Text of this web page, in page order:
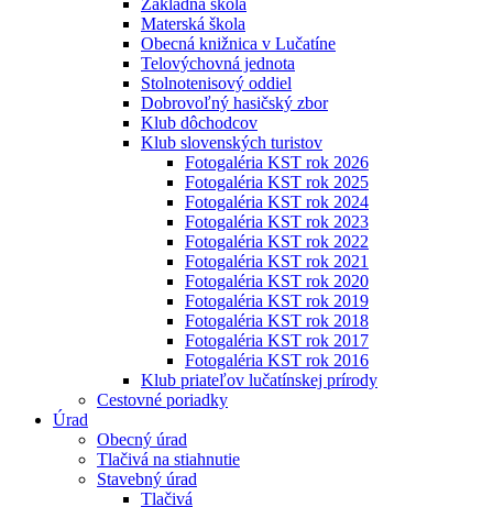
Základná škola
Materská škola
Obecná knižnica v Lučatíne
Telovýchovná jednota
Stolnotenisový oddiel
Dobrovoľný hasičský zbor
Klub dôchodcov
Klub slovenských turistov
Fotogaléria KST rok 2026
Fotogaléria KST rok 2025
Fotogaléria KST rok 2024
Fotogaléria KST rok 2023
Fotogaléria KST rok 2022
Fotogaléria KST rok 2021
Fotogaléria KST rok 2020
Fotogaléria KST rok 2019
Fotogaléria KST rok 2018
Fotogaléria KST rok 2017
Fotogaléria KST rok 2016
Klub priateľov lučatínskej prírody
Cestovné poriadky
Úrad
Obecný úrad
Tlačivá na stiahnutie
Stavebný úrad
Tlačivá